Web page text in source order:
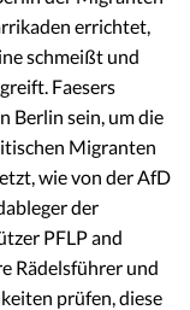
errichtet,
schmeißt und
Faesers
Berlin sein, um die
Migranten
wie von der AfD
der
PFLP and
Rädelsführer und
prüfen, diese